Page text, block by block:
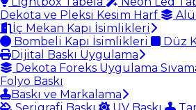
Dekota ve Pleksi Kesim Harf
İç Mekan Kapı İsimlikleri
Bombeli Kapı İsimlikleri
Düz
Dijital Baskı Uygulama
Dekota Foreks Uygulama
Folyo Baskı
Baskı ve Markalama